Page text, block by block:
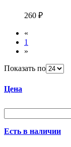
260 ₽
«
1
»
Показать по
Цена
Есть в наличии